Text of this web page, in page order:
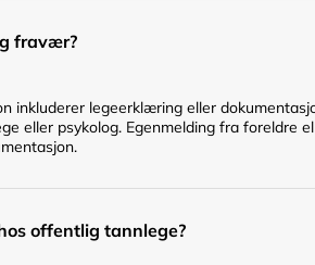
fravær?
inkluderer legeerklæring eller
eller psykolog. Egenmelding fra foreldre
offentlig tannlege?